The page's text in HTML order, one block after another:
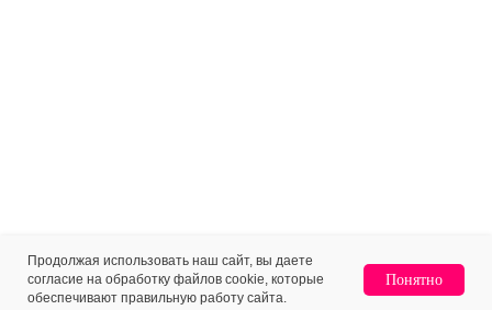
Продолжая использовать наш сайт, вы даете
согласие на обработку файлов cookie, которые
обеспечивают правильную работу сайта.
Понятно